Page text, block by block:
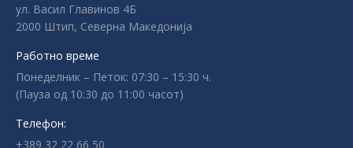
ул. Васил Главинов 4Б
2000 Штип, Северна Македонија
Работно време
Понеделник – Петок: 07:30 – 15:30 ч.
(Пауза од 10:30 до 11:00 часот)
Телефон:
+389 32 22 66 50